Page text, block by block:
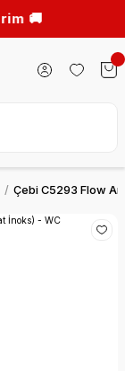
Çebi C5293 Flow